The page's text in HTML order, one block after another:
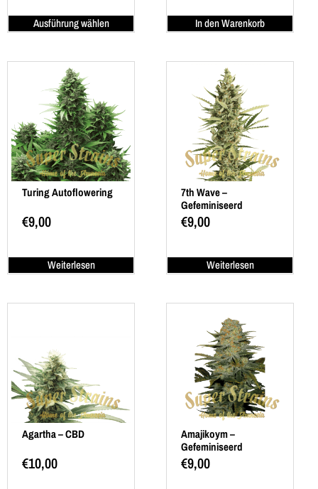
Ausführung wählen In den Warenkorb
Turing Autoflowering
€9,00
Weiterlesen
7th Wave –
Gefeminiseerd
€9,00
Weiterlesen
Agartha – CBD
€10,00
Amajikoym –
Gefeminiseerd
€9,00